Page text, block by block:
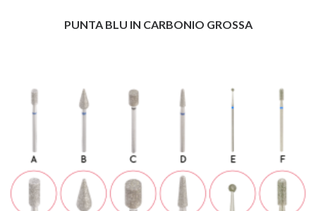
PUNTA BLU IN CARBONIO GROSSA